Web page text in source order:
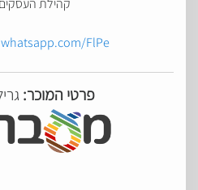
קהילת
FlPe...
פרטי המוכר: